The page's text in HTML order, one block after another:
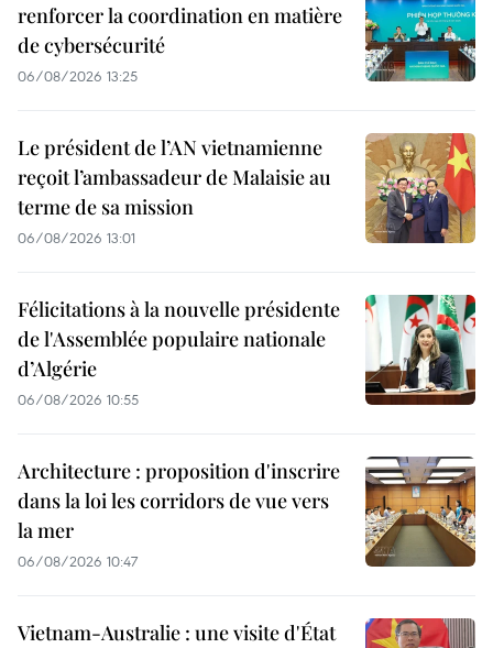
renforcer la coordination en matière
de cybersécurité
06/08/2026 13:25
Le président de l’AN vietnamienne
reçoit l’ambassadeur de Malaisie au
terme de sa mission
06/08/2026 13:01
Félicitations à la nouvelle présidente
de l'Assemblée populaire nationale
d’Algérie
06/08/2026 10:55
Architecture : proposition d'inscrire
dans la loi les corridors de vue vers
la mer
06/08/2026 10:47
Vietnam-Australie : une visite d'État